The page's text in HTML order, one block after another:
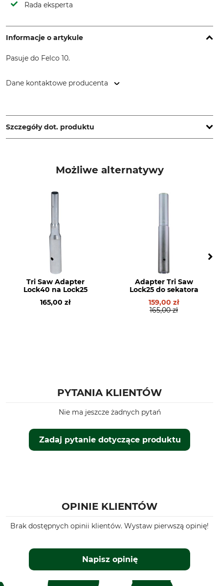
Rada eksperta
Informacje o artykule
Pasuje do Felco 10.
Dane kontaktowe producenta
Freiberg/N., Germany, www.felco.eu
Szczegóły dot. produktu
Made in Switzerland
Możliwe alternatywy
Tri Saw Adapter
Lock40 na Lock25
165,00 zł
Adapter Tri Saw
Lock25 do sekatora
159,00 zł
165,00 zł
PYTANIA KLIENTÓW
Zadaj pytanie dotyczące produktu
Nie ma jeszcze żadnych pytań
OPINIE KLIENTÓW
Brak dostępnych opinii klientów. Wystaw pierwszą opinię!
Napisz opinię